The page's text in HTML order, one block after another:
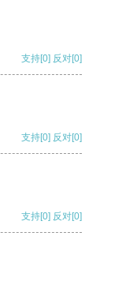
支持[0] 反对[0]
支持[0] 反对[0]
支持[0] 反对[0]